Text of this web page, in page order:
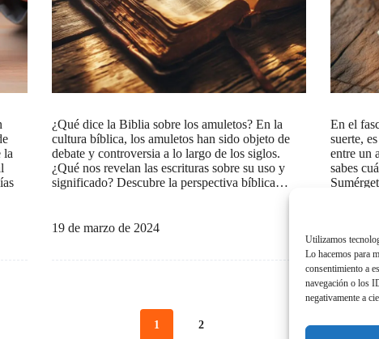
Utilizamos
Lo hacemos para
consentimiento a
navegación o los
negativamente a
la
¿Qué dice la Biblia sobre los amuletos? En la
cultura bíblica, los amuletos han sido objeto de
debate y controversia a lo largo de los siglos.
¿Qué nos revelan las escrituras sobre su uso y
significado? Descubre la perspectiva bíblica…
19 de marzo de 2024
En el
suerte,
entre un
sabes
1 2